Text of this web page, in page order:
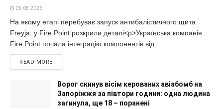
05.08.2026
На якому етапі перебуває запуск антибалістичного щита
Freyja: у Fire Point розкрили деталі<p>Українська компанія
Fire Point почала інтеграцію компонентів від...
READ MORE
Ворог скинув вісім керованих авіабомб на
Запоріжжя за півтори години: одна людина
загинула, ще 18 – поранені